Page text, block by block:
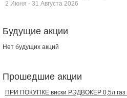
2 Июня - 31 Августа 2026
Будущие акции
Нет будущих акций
Прошедшие акции
ПРИ ПОКУПКЕ виски РЭДВОКЕР 0,5л